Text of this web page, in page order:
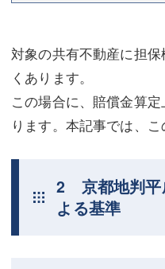
対象の共有不動産に担
くあります。
この場合に、賠償金算
ります。本記事では、こ
2 京都地判平
よる基準